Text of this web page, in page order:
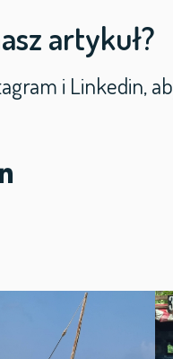
artykuł?
i Linkedin,